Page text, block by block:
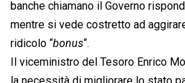
banche chiamano il Governo
mentre si vede costretto ad
ridicolo “bonus“.
Il viceministro del Tesoro Enrico